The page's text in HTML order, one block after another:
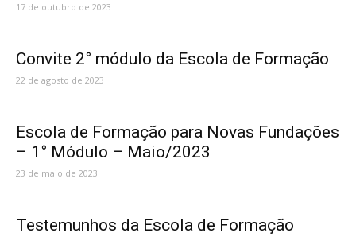
17 de outubro de 2023
Convite 2° módulo da Escola de Formação
22 de agosto de 2023
Escola de Formação para Novas Fundações
– 1° Módulo – Maio/2023
23 de maio de 2023
Testemunhos da Escola de Formação